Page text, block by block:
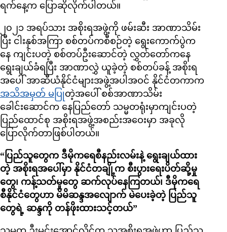
ရက်နေ့က ပြောဆိုလိုက်ပါတယ်။
၂၀၂၁ အရပ်သား အစိုးရအဖွဲ့ကို ဖမ်းဆီး အာဏာသိမ်း
ပြီး ငါးနှစ်အကြာ စစ်တပ်ကစီစဉ်တဲ့ ရွေးကောက်ပွဲက
နေ ကျင်းပတဲ့ စစ်တပ်ဦးဆောင်တဲ့ လွှတ်တော်ကနေ
ရွေးချယ်ခံရပြီး အာဏာလွှဲ ယူခဲ့တဲ့ စစ်တပ်ခန့် အစိုးရ
အပေါ် အာဆီယံနိုင်ငံများအဖွဲ့အပါအဝင် နိုင်ငံတကာက
အသိအမှတ် မပြုတဲ့အပေါ် စစ်အာဏာသိမ်း
ခေါင်းဆောင်က နေပြည်တော် သမ္မတရုံးမှာကျင်းပတဲ့
ပြည်ထောင်စု အစိုးရအဖွဲ့အစည်းအဝေးမှာ အခုလို
ပြောလိုက်တာဖြစ်ပါတယ်။
“ပြည်သူတွေက ဒီမိုကရေစီနည်းလမ်းနဲ့ ရွေးချယ်ထား
တဲ့ အစိုးရအပေါ်မှာ နိုင်ငံတချို့က စီးပွားရေးပိတ်ဆို့မှု
တွေ၊ ကန့်သတ်မှုတွေ ဆက်လုပ်နေကြတယ်၊ ဒီမိုကရေ
စီနိုင်ငံတွေဟာ မိမိဆန္ဒအလျောက် မဲပေးခဲ့တဲ့ ပြည်သူ
တွေရဲ့ ဆန္ဒကို တန်ဖိုးထားသင့်တယ်”